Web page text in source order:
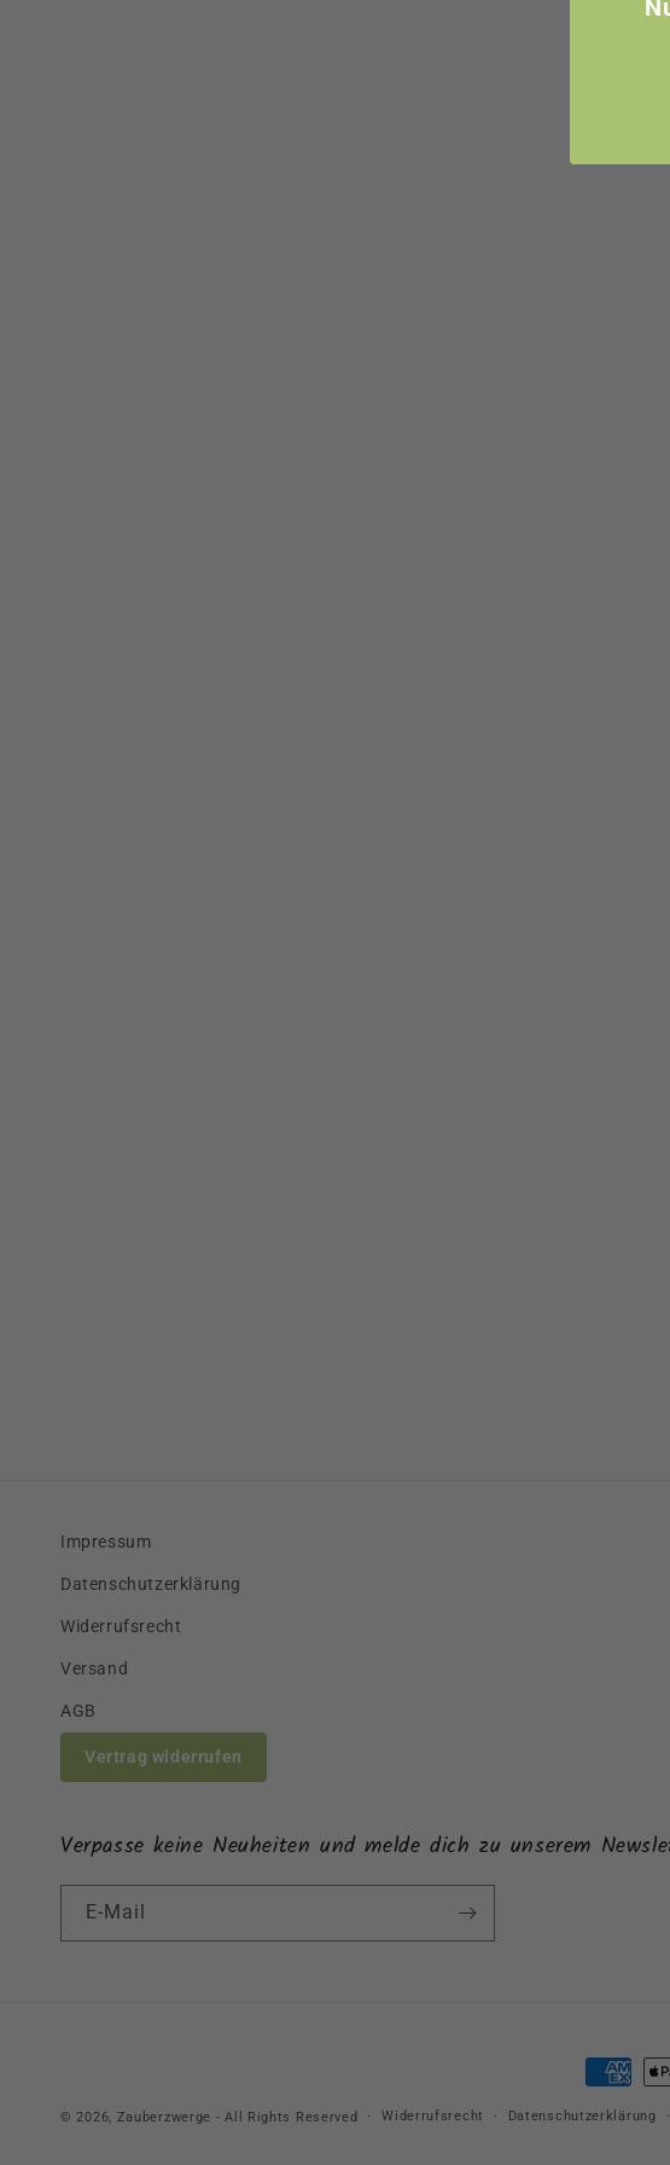
Impressum
Datenschutzerklärung
Widerrufsrecht
Versand
AGB
Vertrag widerrufen
Verpasse keine Neuheiten und melde dich zu unserem
E-Mail
© 2026, Zauberzwerge - All Rights Reserved Widerrufsrecht Datenschutzerklärung